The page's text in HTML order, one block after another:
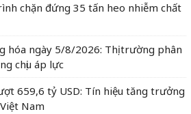
chặn đứng 35 tấn heo nhiễm chất
hóa ngày 5/8/2026: Thị trường phân
chịu áp lực
659,6 tỷ USD: Tín hiệu tăng trưởng
Nam